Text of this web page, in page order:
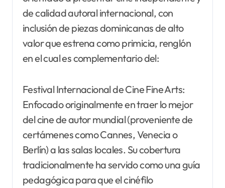
de calidad autoral internacional, con
inclusión de piezas dominicanas de alto
valor que estrena como primicia, renglón
en el cual es complementario del:
Festival Internacional de Cine Fine Arts:
Enfocado originalmente en traer lo mejor
del cine de autor mundial (proveniente de
certámenes como Cannes, Venecia o
Berlín) a las salas locales. Su cobertura
tradicionalmente ha servido como una guía
pedagógica para que el cinéfilo